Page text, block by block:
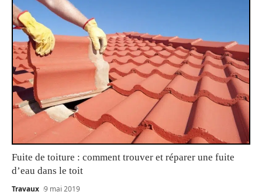
Fuite de toiture : comment trouver et réparer une fuite
d’eau dans le toit
Travaux 9 mai 2019